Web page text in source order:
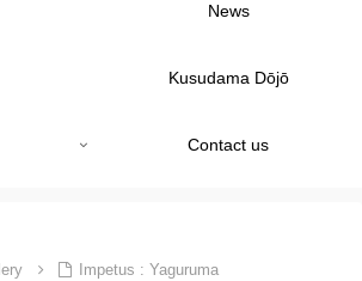
News
Kusudama Dōjō
Contact us
Impetus : Yaguruma